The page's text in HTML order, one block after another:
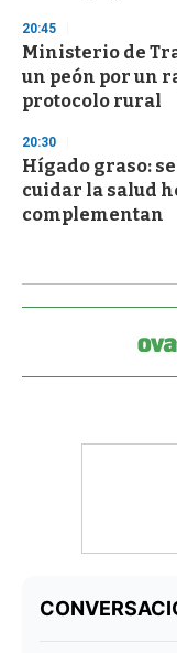
20:45
Ministerio de
un peón por un
protocolo rural
20:30
Hígado graso:
cuidar la salud
complementan